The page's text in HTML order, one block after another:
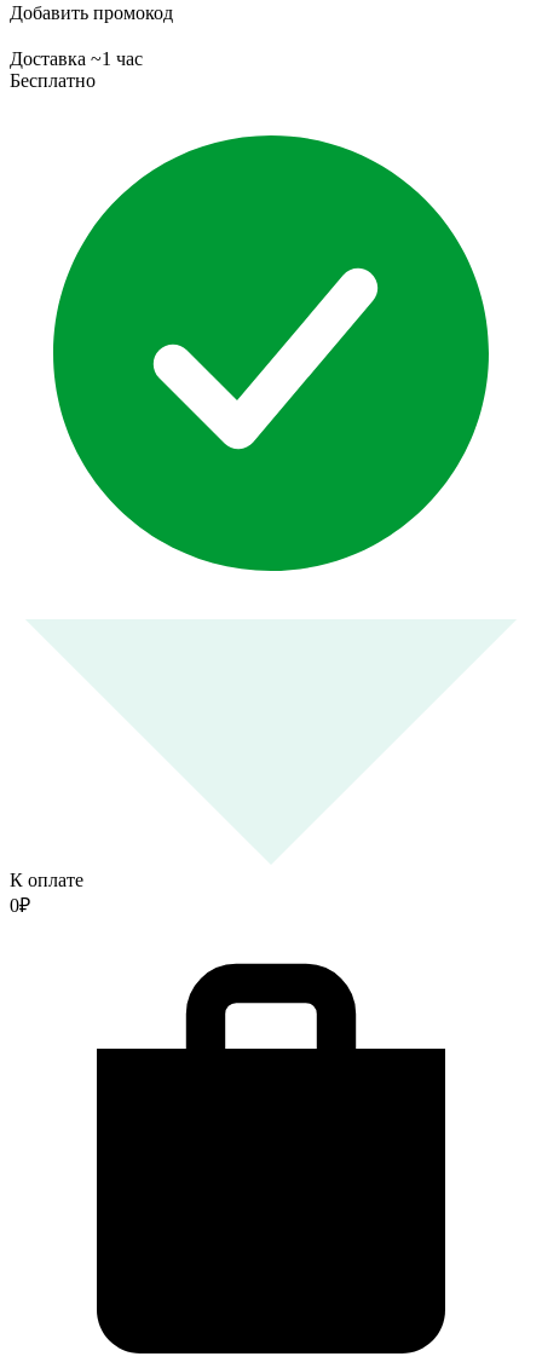
Добавить промокод
Доставка ~1 час
Бесплатно
К оплате
0₽